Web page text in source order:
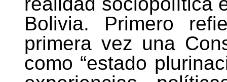
Bolivia. Primero
primera vez una
como “estado